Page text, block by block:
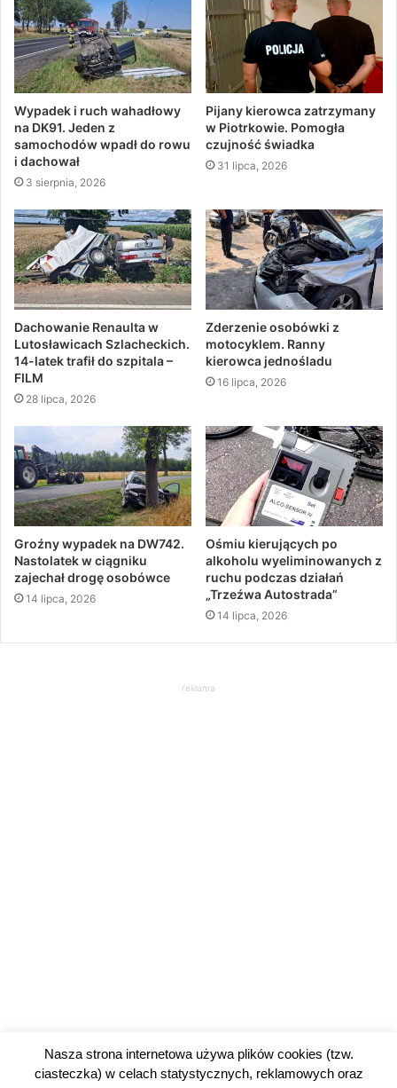
Wypadek i ruch wahadłowy
na DK91. Jeden z
samochodów wpadł do rowu
i dachował
3 sierpnia, 2026
Pijany kierowca zatrzymany
w Piotrkowie. Pomogła
czujność świadka
31 lipca, 2026
Dachowanie Renaulta w
Lutosławicach Szlacheckich.
14-latek trafił do szpitala –
FILM
28 lipca, 2026
Zderzenie osobówki z
motocyklem. Ranny
kierowca jednośladu
16 lipca, 2026
Groźny wypadek na DW742.
Nastolatek w ciągniku
zajechał drogę osobówce
14 lipca, 2026
Ośmiu kierujących po
alkoholu wyeliminowanych z
ruchu podczas działań
„Trzeźwa Autostrada”
14 lipca, 2026
reklama
Nasza strona internetowa używa plików cookies (tzw.
ciasteczka) w celach statystycznych, reklamowych oraz